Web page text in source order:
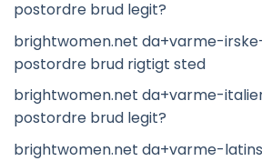
postordre brud legit?
brightwomen.net da+varme-
postordre brud rigtigt sted
brightwomen.net da+varme-
postordre brud legit?
brightwomen.net da+varme-